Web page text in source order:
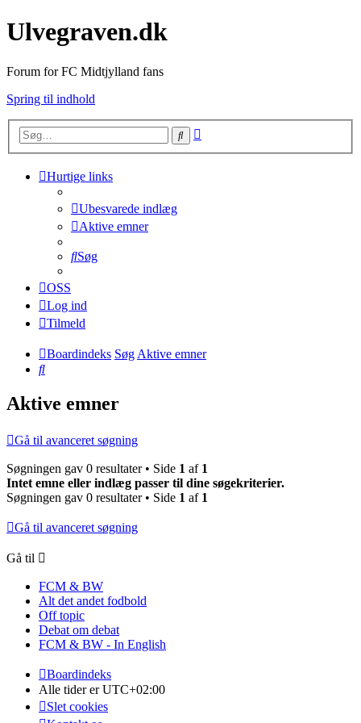
Ulvegraven.dk
Forum for FC Midtjylland fans
Spring til indhold
Søg
Hurtige links
Ubesvarede indlæg
Aktive emner
Søg
OSS
Log ind
Tilmeld
Boardindeks SøgAktive emner
Søg
Aktive emner
Gå til avanceret søgning
Søgningen gav 0 resultater • Side 1 af 1
Intet emne eller indlæg passer til dine søgekriterier.
Søgningen gav 0 resultater • Side 1 af 1
Gå til avanceret søgning
Gå til
FCM & BW
Alt det andet fodbold
Off topic
Debat om debat
FCM & BW - In English
Boardindeks
Alle tider erUTC+02:00
Slet cookies